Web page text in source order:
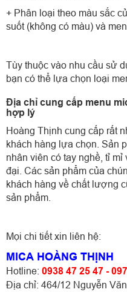
+ Phân loại theo màu sắc
suốt (không có màu) và
Tùy thuộc vào nhu cầu sử
bạn có thể lựa chọn loại
Địa chỉ cung cấp menu
hợp lý
Hoàng Thịnh cung cấp rất
khách hàng lựa chọn. Sản
nhân viên có tay nghề, tỉ
đại. Các sản phẩm của
khách hàng về chất lượng
sản phẩm.
Mọi chi tiết xin liên hệ:
MICA HOÀNG THỊNH
Hotline: 0938 47 25 47 -
Địa chỉ: 464/12 Nguyễn